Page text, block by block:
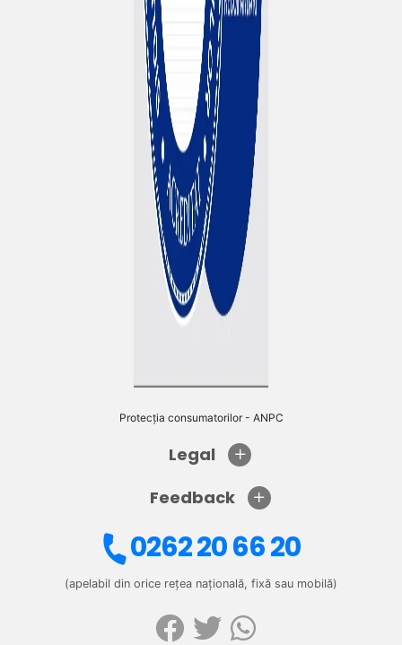
Protecția consumatorilor - ANPC
Legal
Feedback
0262 20 66 20
(apelabil din orice rețea națională, fixă sau mobilă)